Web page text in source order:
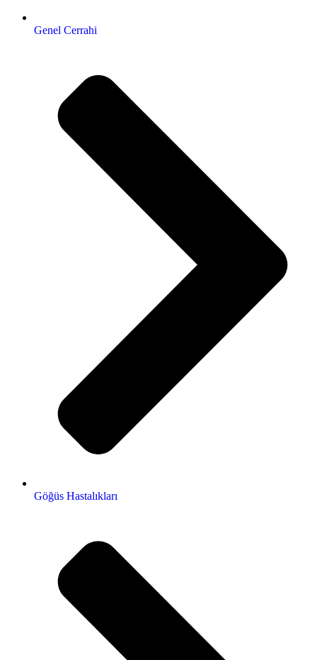
Genel Cerrahi
Göğüs Hastalıkları